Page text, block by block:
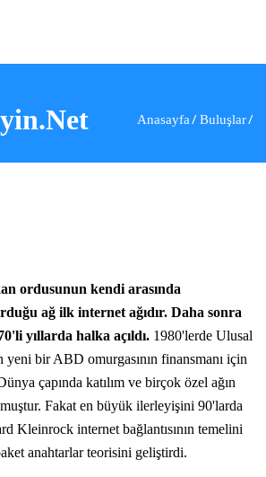
Anasayfa Buluşlar
ordusunun kendi arasında
ağ ilk internet ağıdır. Daha sonra
yıllarda halka açıldı. 1980'lerde Ulusal
yeni bir ABD omurgasının finansmanı için
çapında katılım ve birçok özel ağın
Fakat en büyük ilerleyişini 90'larda
Kleinrock internet bağlantısının temelini
anahtarlar teorisini geliştirdi.